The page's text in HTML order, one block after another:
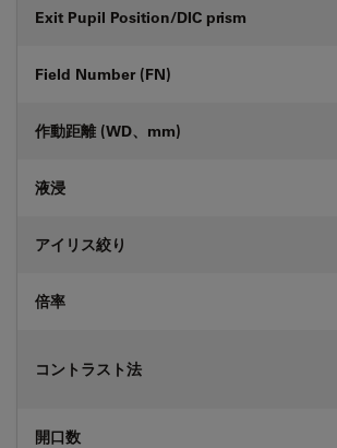
Exit Pupil Position/DIC prism
Field Number (FN)
作動距離 (WD、mm)
液浸
アイリス絞り
倍率
コントラスト法
開口数